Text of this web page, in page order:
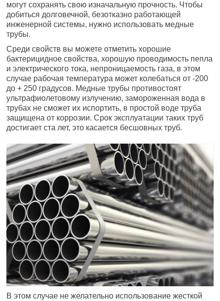
могут сохранять свою изначальную прочность. Чтобы
добиться долговечной, безотказно работающей
инженерной системы, нужно использовать медные
трубы.
Среди свойств вы можете отметить хорошие
бактерицидное свойства, хорошую проводимость пепла
и электрического тока, непроницаемость газа, в этом
случае рабочая температура может колебаться от -200
до + 250 градусов. Медные трубы противостоят
ультрафиолетовому излучению, замороженная вода в
трубах не сможет их испортить, в простой воде труба
защищена от коррозии. Срок эксплуатации таких труб
достигает ста лет, это касается бесшовных труб.
В этом случае не желательно использование жесткой